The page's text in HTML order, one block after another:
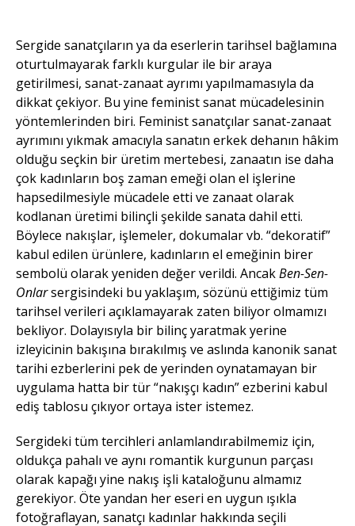
Sergide sanatçıların ya da eserlerin tarihsel bağlamına
oturtulmayarak farklı kurgular ile bir araya
getirilmesi, sanat-zanaat ayrımı yapılmamasıyla da
dikkat çekiyor. Bu yine feminist sanat mücadelesinin
yöntemlerinden biri. Feminist sanatçılar sanat-zanaat
ayrımını yıkmak amacıyla sanatın erkek dehanın hâkim
olduğu seçkin bir üretim mertebesi, zanaatın ise daha
çok kadınların boş zaman emeği olan el işlerine
hapsedilmesiyle mücadele etti ve zanaat olarak
kodlanan üretimi bilinçli şekilde sanata dahil etti.
Böylece nakışlar, işlemeler, dokumalar vb. “dekoratif”
kabul edilen ürünlere, kadınların el emeğinin birer
sembolü olarak yeniden değer verildi. AncakBen-Sen-
Onlarsergisindeki bu yaklaşım, sözünü ettiğimiz tüm
tarihsel verileri açıklamayarak zaten biliyor olmamızı
bekliyor. Dolayısıyla bir bilinç yaratmak yerine
izleyicinin bakışına bırakılmış ve aslında kanonik sanat
tarihi ezberlerini pek de yerinden oynatamayan bir
uygulama hatta bir tür “nakışçı kadın” ezberini kabul
ediş tablosu çıkıyor ortaya ister istemez.
Sergideki tüm tercihleri anlamlandırabilmemiz için,
oldukça pahalı ve aynı romantik kurgunun parçası
olarak kapağı yine nakış işli kataloğunu almamız
gerekiyor. Öte yandan her eseri en uygun ışıkla
fotoğraflayan, sanatçı kadınlar hakkında seçili